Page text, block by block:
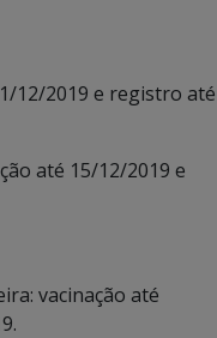
12/2019 e registro até
até 15/12/2019 e
vacinação até